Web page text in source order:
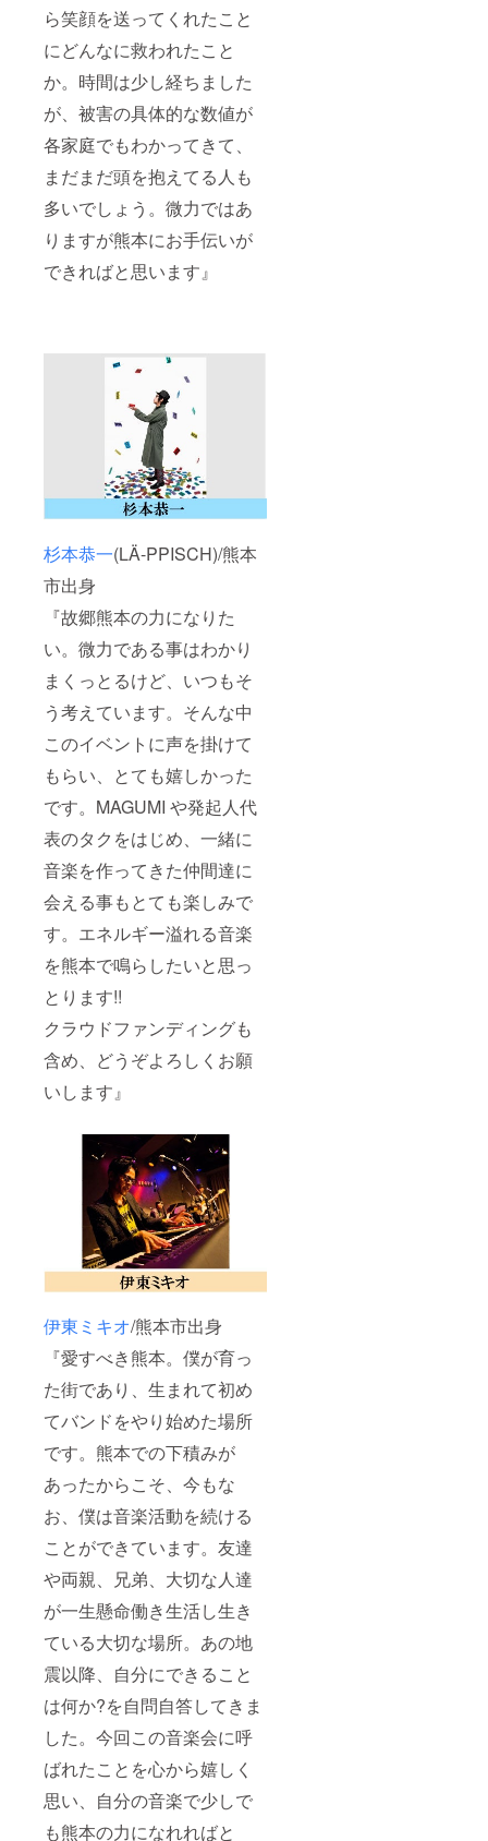
ら笑顔を送ってくれたこと
にどんなに救われたこと
か。時間は少し経ちました
が、被害の具体的な数値が
各家庭でもわかってきて、
まだまだ頭を抱えてる人も
多いでしょう。微力ではあ
りますが熊本にお手伝いが
できればと思います』
杉本恭一(LÄ-PPISCH)/熊本
市出身
『故郷熊本の力になりた
い。微力である事はわかり
まくっとるけど、いつもそ
う考えています。そんな中
このイベントに声を掛けて
もらい、とても嬉しかった
です。MAGUMI や発起人代
表のタクをはじめ、一緒に
音楽を作ってきた仲間達に
会える事もとても楽しみで
す。エネルギー溢れる音楽
を熊本で鳴らしたいと思っ
とります!!
クラウドファンディングも
含め、どうぞよろしくお願
いします』
伊東ミキオ/熊本市出身
『愛すべき熊本。僕が育っ
た街であり、生まれて初め
てバンドをやり始めた場所
です。熊本での下積みが
あったからこそ、今もな
お、僕は音楽活動を続ける
ことができています。友達
や両親、兄弟、大切な人達
が一生懸命働き生活し生き
ている大切な場所。あの地
震以降、自分にできること
は何か?を自問自答してきま
した。今回この音楽会に呼
ばれたことを心から嬉しく
思い、自分の音楽で少しで
も熊本の力になれればと